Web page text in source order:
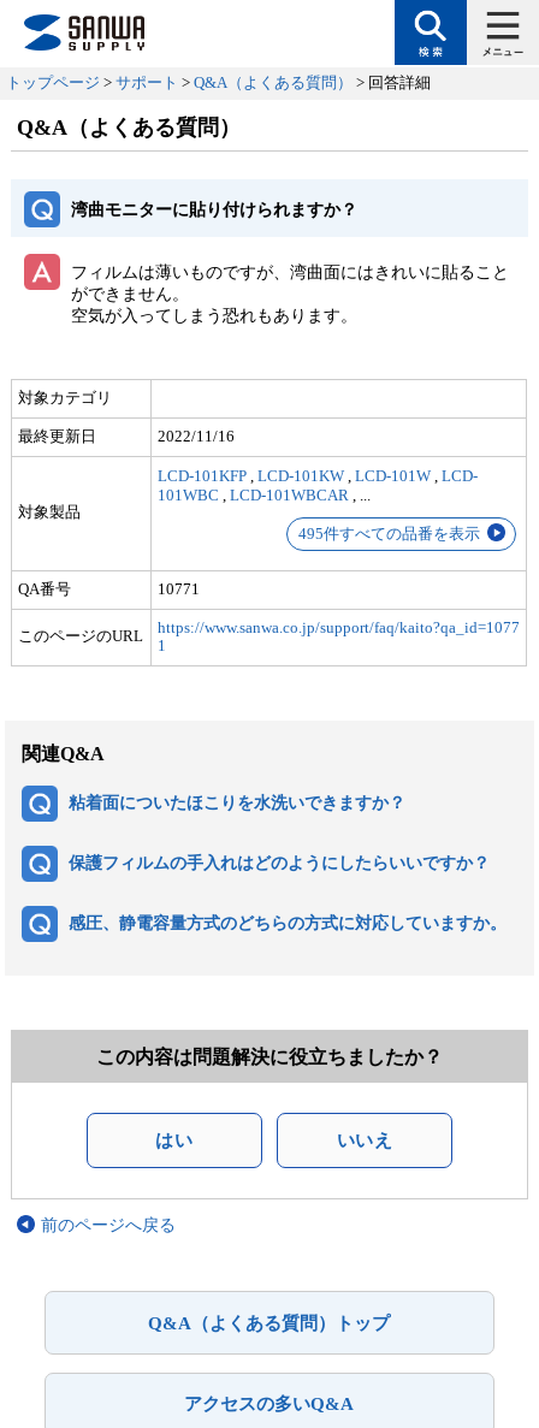
トップページ > サポート > Q&A（よくある質問） > 回答詳細
Q&A（よくある質問）
湾曲モニターに貼り付けられますか？
フィルムは薄いものですが、湾曲面にはきれいに貼ること
ができません。
空気が入ってしまう恐れもあります。
対象カテゴリ
最終更新日 2022/11/16
対象製品
LCD-101KFP ,LCD-101KW ,LCD-101W ,LCD-
101WBC
,LCD-101WBCAR
495件すべての品番を表示
QA番号 10771
このページのURL
https://www.sanwa.co.jp/support/faq/kaito?qa_id=1077
1
関連Q&A
粘着面についたほこりを水洗いできますか？
保護フィルムの手入れはどのようにしたらいいですか？
感圧、静電容量方式のどちらの方式に対応していますか。
この内容は問題解決に役立ちましたか？
はい いいえ
前のページへ戻る
Q&A（よくある質問）トップ
アクセスの多いQ&A